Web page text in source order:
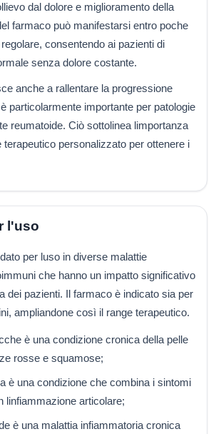
dal dolore e miglioramento della
farmaco può manifestarsi entro poche
consentendo ai pazienti di
senza dolore costante.
anche a rallentare la progressione
particolarmente importante per patologie
reumatoide. Ciò sottolinea limportanza
terapeutico personalizzato per ottenere i
l'uso
per luso in diverse malattie
che hanno un impatto significativo
dei pazienti. Il farmaco è indicato sia per
ampliandone così il range terapeutico.
è una condizione cronica della pelle
rosse e squamose;
è una condizione che combina i sintomi
linfiammazione articolare;
è una malattia infiammatoria cronica